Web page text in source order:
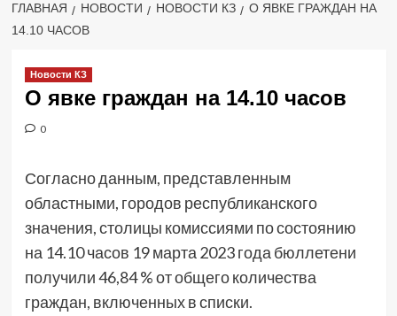
ГЛАВНАЯ НОВОСТИ НОВОСТИ КЗ
О ЯВКЕ ГРАЖДАН НА
14.10 ЧАСОВ
Новости КЗ
О явке граждан на 14.10 часов
0
Согласно данным, представленным
областными, городов республиканского
значения, столицы комиссиями по состоянию
на 14.10 часов 19 марта 2023 года бюллетени
получили 46,84 % от общего количества
граждан, включенных в списки.